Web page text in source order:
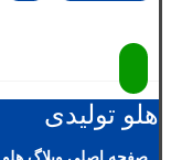
هلو تولیدی